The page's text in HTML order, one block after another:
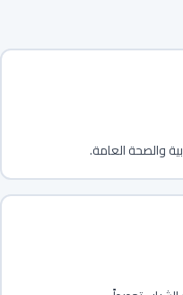
والصحة العامة.